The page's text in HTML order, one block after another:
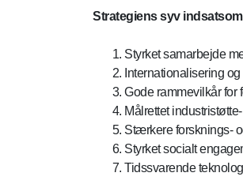
Strategiens syv
Styrket samarbejde
Internationalisering
Gode rammevilkår for
Målrettet
Stærkere forsknings-
Styrket socialt
Tidssvarende